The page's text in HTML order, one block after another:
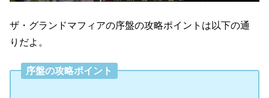
ザ・グランドマフィアの序盤の攻略ポイントは以下の通
りだよ。
序盤の攻略ポイント